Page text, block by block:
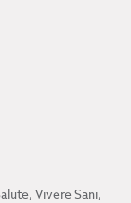
, Vivere Sani,